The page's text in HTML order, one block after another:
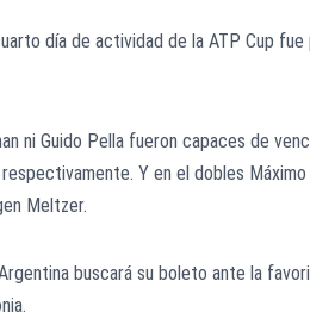
día de actividad de la ATP Cup
ni Guido Pella fueron capaces de
Y en el dobles
Meltzer.
buscará su boleto ante la